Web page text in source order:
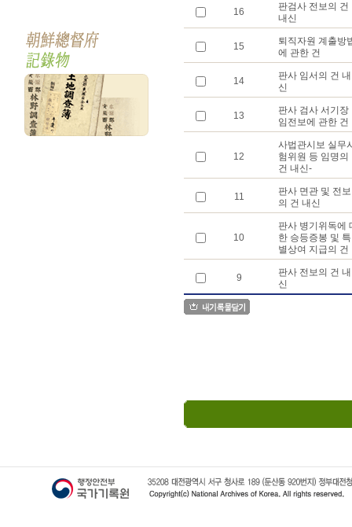
16
판검사 전보의 건
내신
15
퇴직자원 계출방
에 관한 건
14
판사 임서의 건 내
신
13
판사 검사 서기장
임전보에 관한 건
12
사법관시보 실무
험위원 등 임명의
건 내신-
11
판사 면관 및 전보
의 건 내신
10
판사 병기위독에
한 승등증봉 및 특
별상여 지급의 건
9
판사 전보의 건 내
신